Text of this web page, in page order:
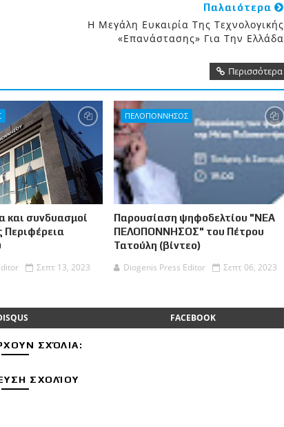
Παλαιότερα
Η Μεγάλη Ευκαιρία Της Τεχνολογικής
«επανάστασης» Για Την Ελλάδα
Περισσότερα
συνδυασμοί
Περιφέρεια
Σεπτ 13, 2023
ΠΕΛΟΠΟΝΝΗΣΟΣ
Παρουσίαση ψηφοδελτίου "ΝΕΑ
ΠΕΛΟΠΟΝΝΗΣΟΣ" του Πέτρου
Τατούλη (βίντεο)
Diogenis Press Editor
Σεπτ 06, 2023
FACEBOOK
ΣΧΌΛΙΑ:
ΣΧΟΛΊΟΥ